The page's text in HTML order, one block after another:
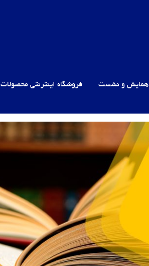
همایش و نشست فروشگاه اینترنتی محصولات